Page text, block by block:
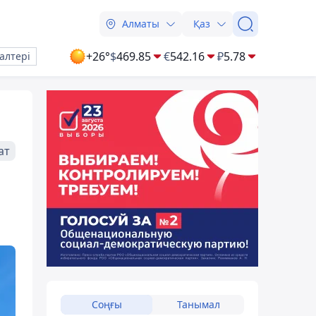
Алматы Қаз
+26°$469.85 €542.16 ₽5.78
Соңғы Танымал